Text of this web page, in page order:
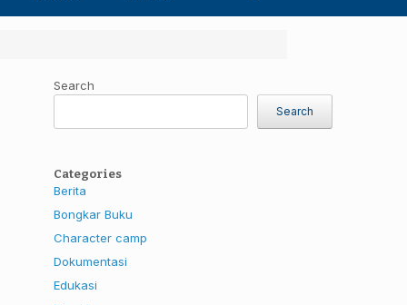
Search
Search
Categories
Berita
Bongkar Buku
Character camp
Dokumentasi
Edukasi